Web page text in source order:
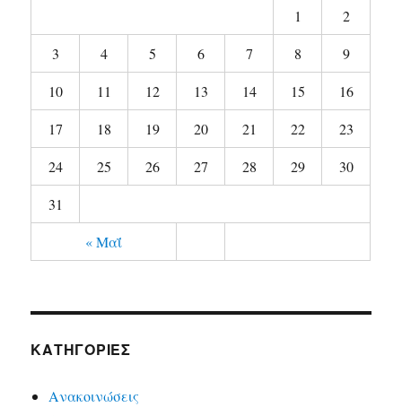
« Μαΐ
1
2
3
4 5 6 7 8
9
10
11 12 13 14 15
16
17
18 19 20 21 22
23
24
25 26 27 28 29
30
31
KΑΤΗΓΟΡΊΕΣ
Ανακοινώσεις